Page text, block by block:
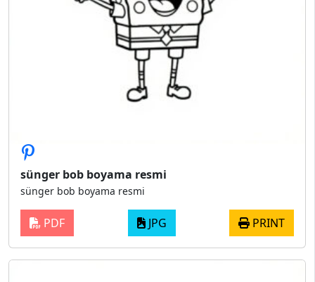
sünger bob boyama resmi
sünger bob boyama resmi
PDF JPG PRINT